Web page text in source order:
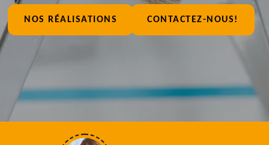
NOS RÉALISATIONS CONTACTEZ-NOUS!